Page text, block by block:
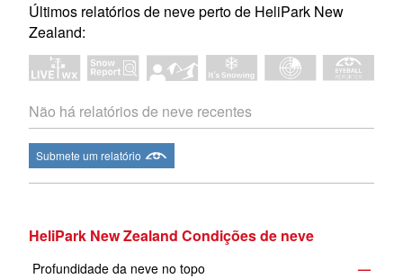
Últimos relatórios de neve perto de HeliPark New
Zealand:
Não há relatórios de neve recentes
Submete um relatório
HeliPark New Zealand Condições de neve
Profundidade da neve no topo
—